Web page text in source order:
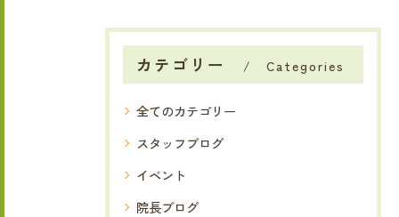
カテゴリー Categories
全てのカテゴリー
スタッフブログ
イベント
院長ブログ